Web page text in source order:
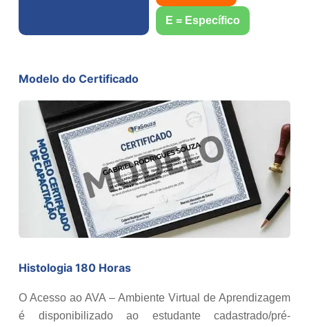
E = Específico
Modelo do Certificado
Histologia 180 Horas
O Acesso ao AVA – Ambiente Virtual de Aprendizagem
é disponibilizado ao estudante cadastrado/pré-